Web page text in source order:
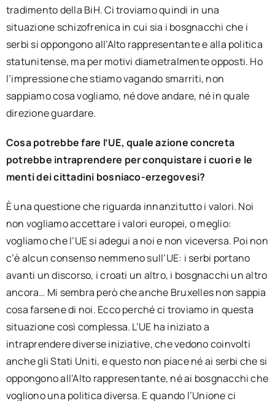
tradimento della BiH. Ci troviamo quindi in una
situazione schizofrenica in cui sia i bosgnacchi che i
serbi si oppongono all’Alto rappresentante e alla politica
statunitense, ma per motivi diametralmente opposti. Ho
l’impressione che stiamo vagando smarriti, non
sappiamo cosa vogliamo, né dove andare, né in quale
direzione guardare.
Cosa potrebbe fare l’UE, quale azione concreta
potrebbe intraprendere per conquistare i cuori e le
menti dei cittadini bosniaco-erzegovesi?
È una questione che riguarda innanzitutto i valori. Noi
non vogliamo accettare i valori europei, o meglio:
vogliamo che l’UE si adegui a noi e non viceversa. Poi non
c’è alcun consenso nemmeno sull’UE: i serbi portano
avanti un discorso, i croati un altro, i bosgnacchi un altro
ancora… Mi sembra però che anche Bruxelles non sappia
cosa farsene di noi. Ecco perché ci troviamo in questa
situazione così complessa. L’UE ha iniziato a
intraprendere diverse iniziative, che vedono coinvolti
anche gli Stati Uniti, e questo non piace né ai serbi che si
oppongono all’Alto rappresentante, né ai bosgnacchi che
vogliono una politica diversa. E quando l’Unione ci